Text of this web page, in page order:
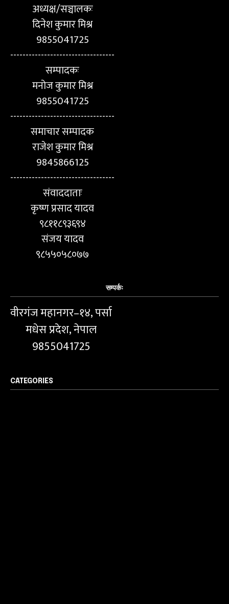
अध्यक्ष/सञ्चालकः
दिनेश कुमार मिश्र
9855041725
----------------------------------
सम्पादकः
मनोज कुमार मिश्र
9855041725
----------------------------------
समाचार सम्पादक
राजेश कुमार मिश्र
9845866125
----------------------------------
संवाददाताः
कृष्ण प्रसाद यादव
९८११८९३६९४
संजय यादव
९८५५०५८०७७
सम्पर्कः
वीरगंज महानगर–१४, पर्सा
मधेस प्रदेश, नेपाल
9855041725
CATEGORIES